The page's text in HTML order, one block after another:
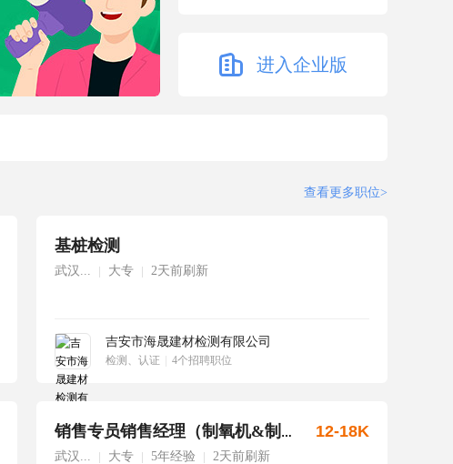
进入企业版
查看更多职位>
基桩检测
武汉... 大专 2天前刷新
吉安市海晟建材检测有限公司
检测、认证 4个招聘职位
销售专员销售经理（制氧机&制氮机）
武汉... 大专 5年经验 2天前刷新
12-18K